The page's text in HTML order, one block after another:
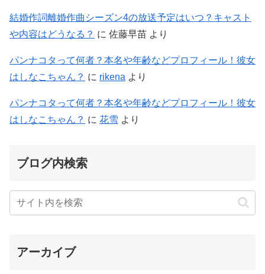
結婚作詞離婚作曲シーズン4の放送予定はいつ？キャスト
や内容はどうなる？ に 佐藤早苗 より
パンナコタって何者？本名や年齢などプロフィール！彼女
はしなこちゃん？ に rikena より
パンナコタって何者？本名や年齢などプロフィール！彼女
はしなこちゃん？ に 花雪 より
ブログ内検索
アーカイブ